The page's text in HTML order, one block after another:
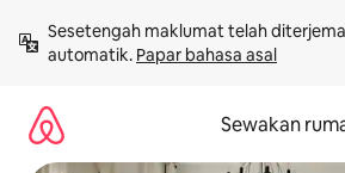
kandungan
Sesetengah maklumat telah
automatik. Papar bahasa asal
Sewakan